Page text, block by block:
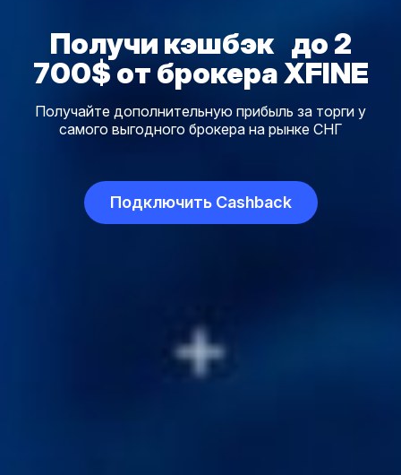
Получи кэшбэк до 2
700$ от брокера XFINE
Получайте дополнительную прибыль за торги у
самого выгодного брокера на рынке СНГ
Подключить Cashback